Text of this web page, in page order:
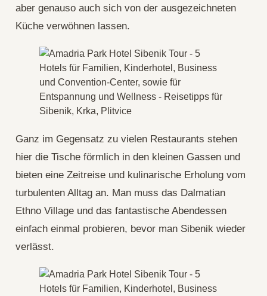
aber genauso auch sich von der ausgezeichneten
Küche verwöhnen lassen.
Ganz im Gegensatz zu vielen Restaurants stehen
hier die Tische förmlich in den kleinen Gassen und
bieten eine Zeitreise und kulinarische Erholung vom
turbulenten Alltag an. Man muss das Dalmatian
Ethno Village und das fantastische Abendessen
einfach einmal probieren, bevor man Sibenik wieder
verlässt.